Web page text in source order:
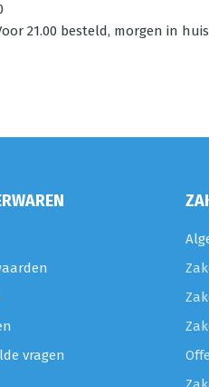
21.00 besteld, morgen in
vragen